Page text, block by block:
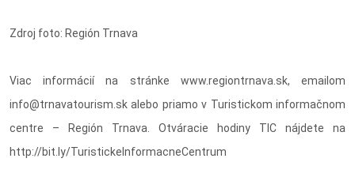
Zdroj foto: Región Trnava
Viac informácií na stránke www.regiontrnava.sk, emailom
info@trnavatourism.sk alebo priamo v Turistickom informačnom
centre – Región Trnava. Otváracie hodiny TIC nájdete na
http://bit.ly/TuristickeInformacneCentrum